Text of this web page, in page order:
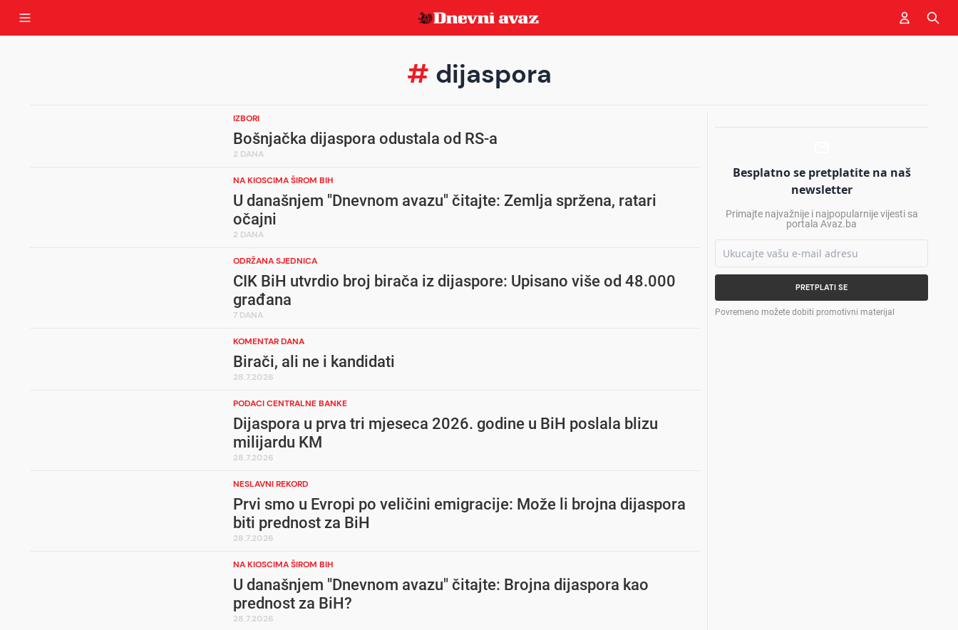
# dijaspora
IZBORI
Bošnjačka dijaspora odustala od RS-a
2 DANA
NA KIOSCIMA ŠIROM BIH
U današnjem "Dnevnom avazu" čitajte: Zemlja spržena, ratari
očajni
2 DANA
ODRŽANA SJEDNICA
CIK BiH utvrdio broj birača iz dijaspore: Upisano više od 48.000
građana
7 DANA
KOMENTAR DANA
Birači, ali ne i kandidati
28.7.2026
PODACI CENTRALNE BANKE
Dijaspora u prva tri mjeseca 2026. godine u BiH poslala blizu
milijardu KM
28.7.2026
NESLAVNI REKORD
Prvi smo u Evropi po veličini emigracije: Može li brojna dijaspora
biti prednost za BiH
28.7.2026
NA KIOSCIMA ŠIROM BIH
U današnjem "Dnevnom avazu" čitajte: Brojna dijaspora kao
prednost za BiH?
28.7.2026
Besplatno se pretplatite na naš
newsletter
Primajte najvažnije i najpopularnije vijesti sa
portala Avaz.ba
PRETPLATI SE
Povremeno možete dobiti promotivni materijal